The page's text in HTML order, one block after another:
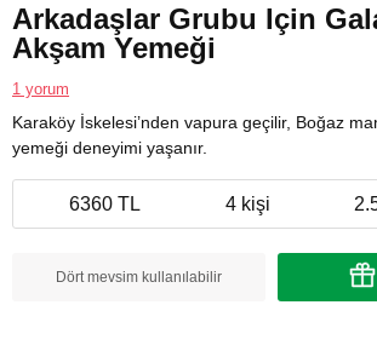
Arkadaşlar Grubu Için
Akşam Yemeği
1 yorum
Karaköy İskelesi’nden vapura geçilir, Boğaz
yemeği deneyimi yaşanır.
6360 TL 4 kişi
Dört mevsim kullanılabilir